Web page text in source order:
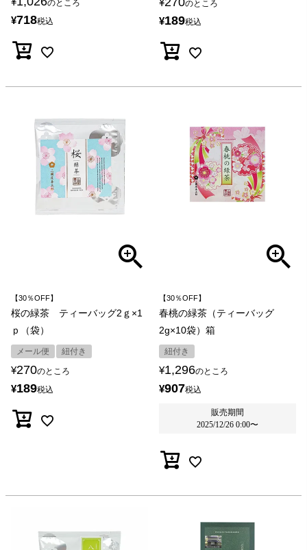
のところ
¥718税込
¥ のところ
¥189税込
【30％OFF】
桜の緑茶 ティーバッグ2ｇ×1
ｐ（袋）
メール便 紐付き
¥270のところ
¥189税込
【30％OFF】
春桃の緑茶（ティーバッグ
2g×10袋）箱
紐付き
¥1,296のところ
¥907税込
販売期間
2025/12/26 0:00〜